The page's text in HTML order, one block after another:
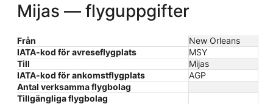
Mijas — flyguppgifter
Från
New Orleans
IATA-kod för avreseflygplats
MSY
Till
Mijas
IATA-kod för ankomstflygplats
AGP
Antal verksamma flygbolag
Tillgängliga flygbolag